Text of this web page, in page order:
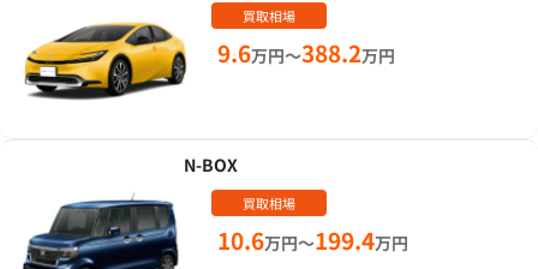
買取相場
9.6万円～388.2万円
N-BOX
買取相場
10.6万円～199.4万円